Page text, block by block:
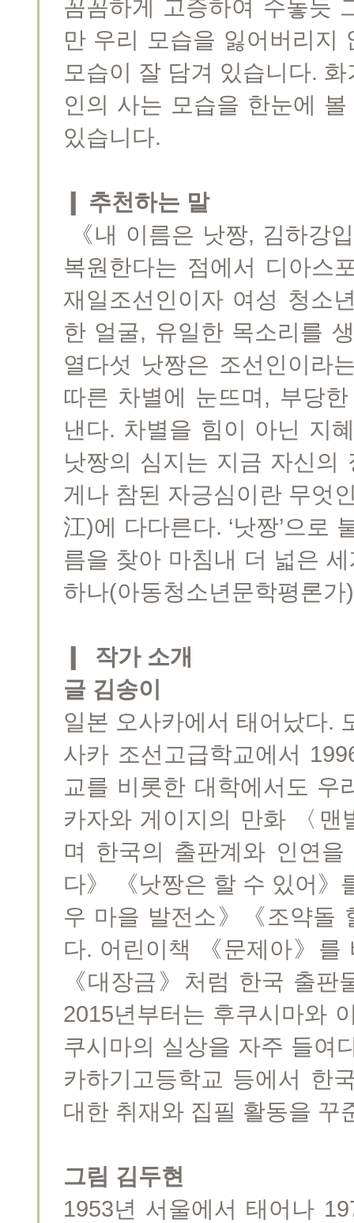
꼼꼼하게 고증하여 수놓듯
만 우리 모습을 잃어버리지
모습이 잘 담겨 있습니다.
인의 사는 모습을 한눈에
있습니다.
❙ 추천하는 말
《내 이름은 낫짱, 김하강
복원한다는 점에서 디아스
재일조선인이자 여성 청소
한 얼굴, 유일한 목소리를
열다섯 낫짱은 조선인이라
따른 차별에 눈뜨며, 부당
낸다. 차별을 힘이 아닌 지
낫짱의 심지는 지금 자신의
게나 참된 자긍심이란 무엇
江)에 다다른다. ‘낫짱’으로
름을 찾아 마침내 더 넓은
하나(아동청소년문학평론가)
❙ 작가 소개
글 김송이
일본 오사카에서 태어났다.
사카 조선고급학교에서
교를 비롯한 대학에서도 우
카자와 게이지의 만화 〈
며 한국의 출판계와 인연
다》 《낫짱은 할 수 있어》
우 마을 발전소》《조약돌
다. 어린이책 《문제아》
《대장금》처럼 한국 출
2015년부터는 후쿠시마와
쿠시마의 실상을 자주 들여
카하기고등학교 등에서 한
대한 취재와 집필 활동을 꾸
그림 김두현
1953년 서울에서 태어나